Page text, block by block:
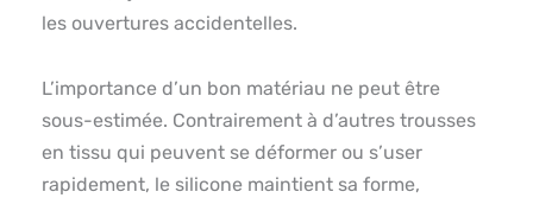
les ouvertures accidentelles.
L’importance d’un bon matériau ne peut être
sous-estimée. Contrairement à d’autres trousses
en tissu qui peuvent se déformer ou s’user
rapidement, le silicone maintient sa forme,